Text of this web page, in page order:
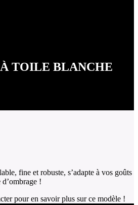
TOILE BLANCHE
fine et robuste, s’adapte à vos goûts
!
pour en savoir plus sur ce modèle !